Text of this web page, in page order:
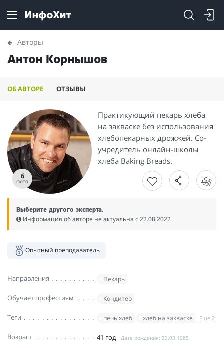
Авторы
Антон Корнышов
ОБ АВТОРЕ ОТЗЫВЫ
6
фото
Практикующий пекарь хлеба
на закваске без использования
хлебопекарных дрожжей. Со-
учредитель онлайн-школы
хлеба Baking Breads.
Выберите другого эксперта.
Информация об авторе не актуальна c 22.08.2022
Опытный преподаватель
Направления Пекарь
Обучает профессиям Кондитер
Теги печь хлеб хлеб на закваске Еще 2
Возраст 41 год Дата рождения: 23.03.1985